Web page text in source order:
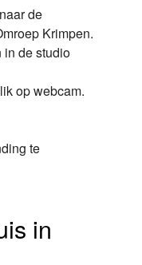
de
Krimpen.
in de studio
op webcam.
te
in